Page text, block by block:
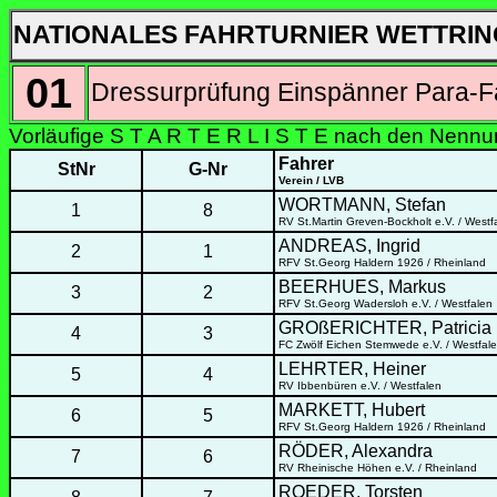
NATIONALES FAHRTURNIER
01 Dressurprüfung Einspänner Para-
Vorläufige S T A R T E R L I S T E nach den
StNr G-Nr Fahrer
Verein / LVB
1 8 WORTMANN, Stefan
RV St.Martin Greven-Bockholt e.V. /
2
1 ANDREAS, Ingrid
RFV St.Georg Haldern 1926 / Rheinland
3
2 BEERHUES, Markus
RFV St.Georg Wadersloh e.V. / Westfalen
4
3 GROßERICHTER, Patricia
FC Zwölf Eichen Stemwede e.V. /
5
4 LEHRTER, Heiner
RV Ibbenbüren e.V. / Westfalen
6
5 MARKETT, Hubert
RFV St.Georg Haldern 1926 / Rheinland
7
6 RÖDER, Alexandra
RV Rheinische Höhen e.V. / Rheinland
ROEDER, Torsten